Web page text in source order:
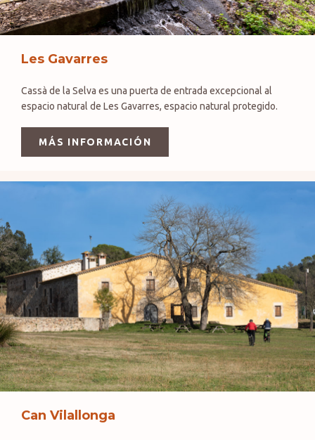
Les Gavarres
Cassà de la Selva es una puerta de entrada excepcional al
espacio natural de Les Gavarres, espacio natural protegido.
MÁS INFORMACIÓN
Can Vilallonga